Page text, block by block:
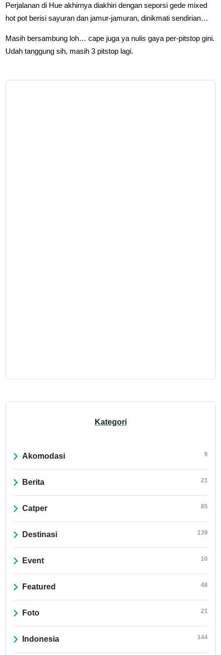
Perjalanan di Hue akhirnya diakhiri dengan seporsi gede mixed
hot pot berisi sayuran dan jamur-jamuran, dinikmati sendirian…
Masih bersambung loh… cape juga ya nulis gaya per-pitstop gini.
Udah tanggung sih, masih 3 pitstop lagi.
Kategori
Akomodasi 9
Berita 21
Catper 85
Destinasi 139
Event 10
Featured 48
Foto 21
Indonesia 144